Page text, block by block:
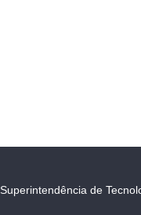
Superintendência de